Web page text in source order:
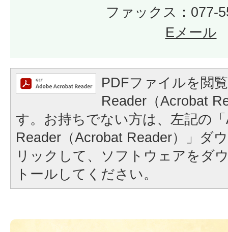
ファックス：077-
Eメール
PDFファイルを閲
Reader（Acrobat
す。お持ちでない方は、左記の
Reader（Acrobat Reader）」ダ
リックして、ソフトウェアをダ
トールしてください。